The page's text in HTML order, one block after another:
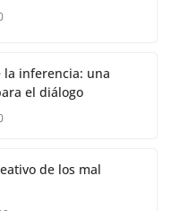
la inferencia: una
el diálogo
de los mal